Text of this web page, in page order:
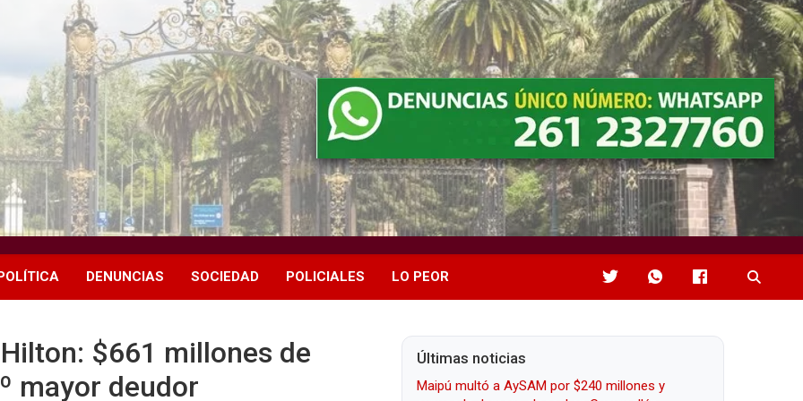
DENUNCIAS SOCIEDAD POLICIALES LO PEOR
$661 millones de
mayor deudor
Últimas noticias
Maipú multó a AySAM por $240 millones y